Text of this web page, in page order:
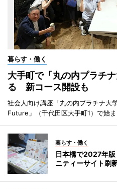
暮らす・働く
大手町で「丸の内プラチ
る 新コース開設も
社会人向け講座「丸の内プラチナ大
Future」（千代田区大手町1）で始ま
暮らす・働く
日本橋で2027年
ニティーサイト刷